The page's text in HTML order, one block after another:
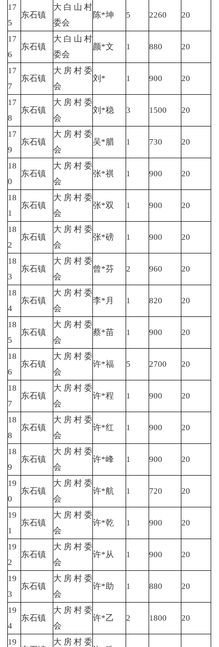
17
5
东石镇
大白山村
委会
陈*坤 5 2260 20
17
6
东石镇
大白山村
委会
颜*文 1 880 20
17
7
东石镇
大房村委
会
刘* 1 900 20
17
8
东石镇
大房村委
会
刘*稳 3 1500 20
17
9
东石镇
大房村委
会
吴*腊 1 730 20
18
0
东石镇
大房村委
会
张*祺 1 900 20
18
1
东石镇
大房村委
会
张*双 1 900 20
18
2
东石镇
大房村委
会
张*磅 1 900 20
18
3
东石镇
大房村委
会
曾*芬 2 960 20
18
4
东石镇
大房村委
会
李*月 1 820 20
18
5
东石镇
大房村委
会
蔡*苗 1 900 20
18
6
东石镇
大房村委
会
许*福 5 2700 20
18
7
东石镇
大房村委
会
许*程 1 900 20
18
8
东石镇
大房村委
会
许*红 1 900 20
18
9
东石镇
大房村委
会
许*峰 1 900 20
19
0
东石镇
大房村委
会
许*航 1 720 20
19
1
东石镇
大房村委
会
许*乾 1 900 20
19
2
东石镇
大房村委
会
许*从 1 900 20
19
3
东石镇
大房村委
会
许*助 1 880 20
19
4
东石镇
大房村委
会
许*乙 2 1800 20
19
大房村委